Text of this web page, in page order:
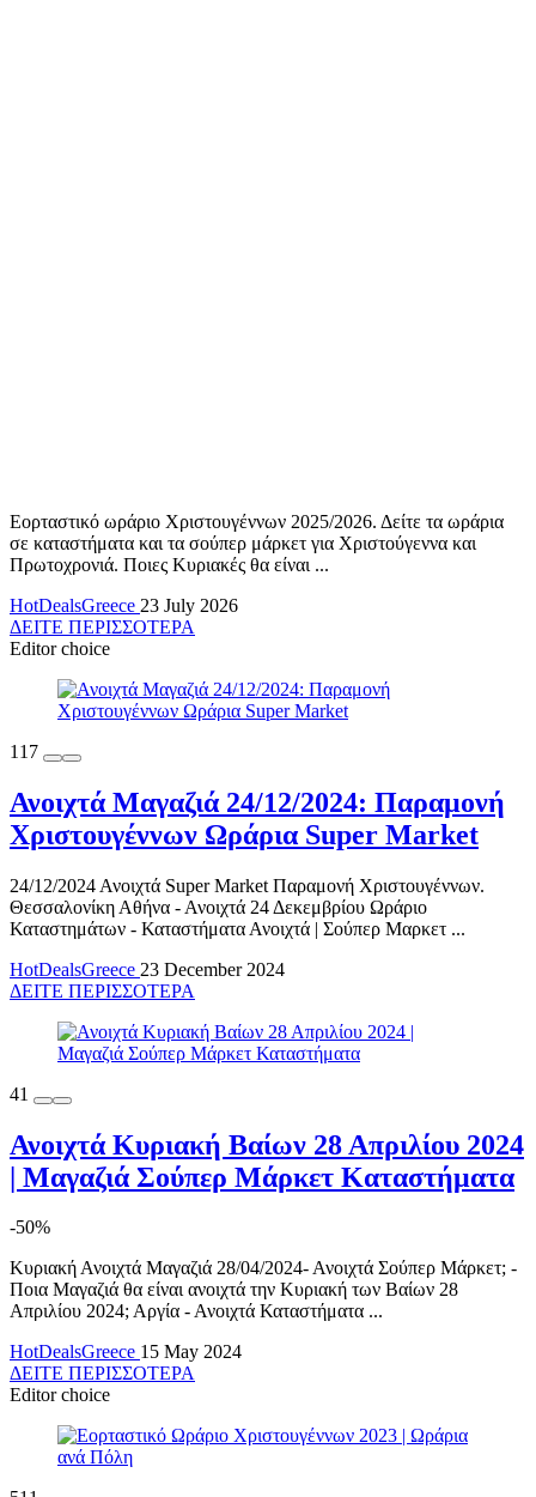
Εορταστικό ωράριο Χριστουγέννων 2025/2026. Δείτε τα ωράρια
σε καταστήματα και τα σούπερ μάρκετ για Χριστούγεννα και
Πρωτοχρονιά. Ποιες Κυριακές θα είναι ...
HotDealsGreece 23 July 2026
ΔΕΙΤΕ ΠΕΡΙΣΣΟΤΕΡΑ
Editor choice
117
Ανοιχτά Μαγαζιά 24/12/2024: Παραμονή
Χριστουγέννων Ωράρια Super Market
24/12/2024 Ανοιχτά Super Market Παραμονή Χριστουγέννων.
Θεσσαλονίκη Αθήνα - Ανοιχτά 24 Δεκεμβρίου Ωράριο
Καταστημάτων - Καταστήματα Ανοιχτά | Σούπερ Μαρκετ ...
HotDealsGreece 23 December 2024
ΔΕΙΤΕ ΠΕΡΙΣΣΟΤΕΡΑ
41
Ανοιχτά Κυριακή Βαίων 28 Απριλίου 2024
| Μαγαζιά Σούπερ Μάρκετ Καταστήματα
-50%
Κυριακή Ανοιχτά Μαγαζιά 28/04/2024- Ανοιχτά Σούπερ Μάρκετ; -
Ποια Μαγαζιά θα είναι ανοιχτά την Κυριακή των Βαίων 28
Απριλίου 2024; Αργία - Ανοιχτά Καταστήματα ...
HotDealsGreece 15 May 2024
ΔΕΙΤΕ ΠΕΡΙΣΣΟΤΕΡΑ
Editor choice